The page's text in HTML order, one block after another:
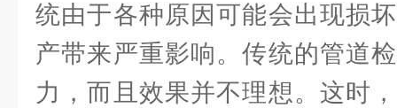
统由于各种原因可能会出现损
产带来严重影响。传统的管道
力，而且效果并不理想。这时，